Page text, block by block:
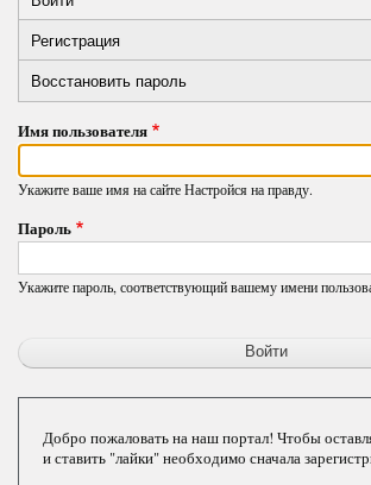
Primary
tabs
вкладка)
Регистрация
Восстановить пароль
Имя пользователя
Укажите ваше имя на сайте Настройся на правду.
Пароль
Укажите пароль, соответствующий вашему имени
Добро пожаловать на наш портал! Чтобы
и ставить "лайки" необходимо сначала